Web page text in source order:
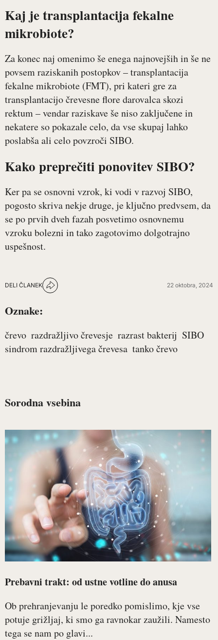
Kaj je transplantacija fekalne
mikrobiote?
Za konec naj omenimo še enega najnovejših in še ne
povsem raziskanih postopkov – transplantacija
fekalne mikrobiote (FMT), pri kateri gre za
transplantacijo črevesne flore darovalca skozi
rektum – vendar raziskave še niso zaključene in
nekatere so pokazale celo, da vse skupaj lahko
poslabša ali celo povzroči SIBO.
Kako preprečiti ponovitev SIBO?
Ker pa se osnovni vzrok, ki vodi v razvoj SIBO,
pogosto skriva nekje druge, je ključno predvsem, da
se po prvih dveh fazah posvetimo osnovnemu
vzroku bolezni in tako zagotovimo dolgotrajno
uspešnost.
DELI ČLANEK 22 oktobra, 2024
Oznake:
črevo razdražljivo črevesje razrast bakterij SIBO
sindrom razdražljivega črevesa tanko črevo
Sorodna vsebina
Prebavni trakt: od ustne votline do anusa
Ob prehranjevanju le poredko pomislimo, kje vse
potuje grižljaj, ki smo ga ravnokar zaužili. Namesto
tega se nam po glavi...